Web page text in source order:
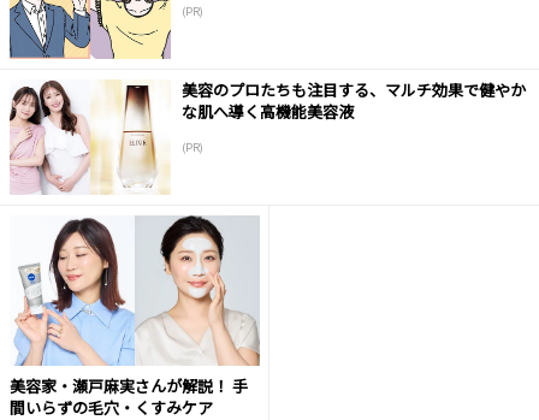
(PR)
美容のプロたちも注目する、マルチ効果で健やか
な肌へ導く高機能美容液
(PR)
美容家・瀬戸麻実さんが解説！ 手
間いらずの毛穴・くすみケア